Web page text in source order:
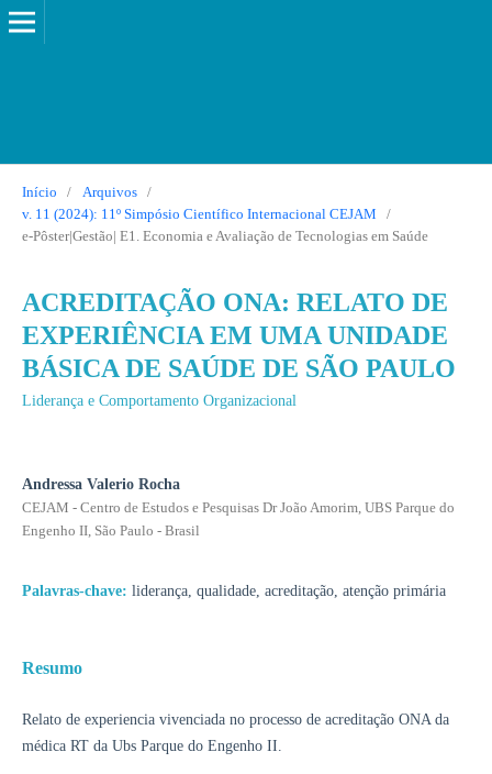
Início / Arquivos
/
v. 11 (2024): 11º Simpósio Científico Internacional CEJAM
/
e-Pôster|Gestão| E1. Economia e Avaliação de Tecnologias em Saúde
ACREDITAÇÃO ONA: RELATO DE
EXPERIÊNCIA EM UMA UNIDADE
BÁSICA DE SAÚDE DE SÃO PAULO
Liderança e Comportamento Organizacional
Andressa Valerio Rocha
CEJAM - Centro de Estudos e Pesquisas Dr João Amorim, UBS Parque do
Engenho II, São Paulo - Brasil
Palavras-chave: liderança, qualidade, acreditação, atenção primária
Resumo
Relato de experiencia vivenciada no processo de acreditação ONA da
médica RT da Ubs Parque do Engenho II.